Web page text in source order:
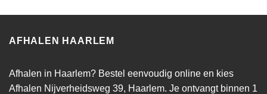
AFHALEN HAARLEM
Afhalen in Haarlem? Bestel eenvoudig online en kies
Afhalen Nijverheidsweg 39, Haarlem. Je ontvangt binnen 1